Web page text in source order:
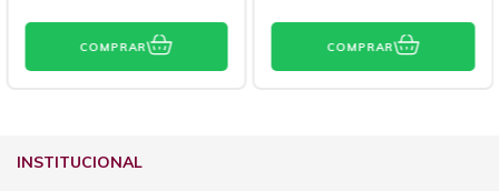
COMPRAR COMPRAR
INSTITUCIONAL